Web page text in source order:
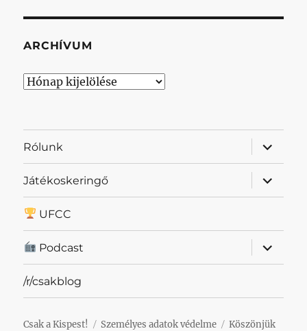
ARCHÍVUM
Archívum
Rólunk
almenü
Játékoskeringő
almenü
UFCC
Podcast
almenü
/r/csakblog
Csak a Kispest! Személyes adatok védelme Köszönjük